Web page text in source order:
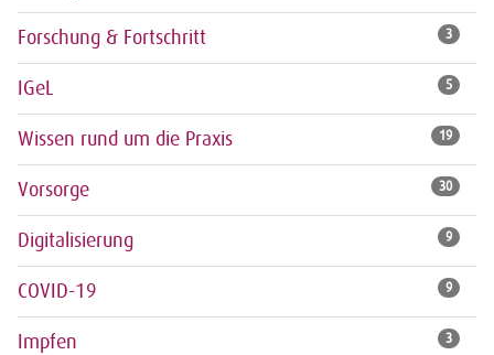
Forschung & Fortschritt 3
IGeL 5
Wissen rund um die Praxis 19
Vorsorge 30
Digitalisierung 9
COVID-19 9
Impfen 3